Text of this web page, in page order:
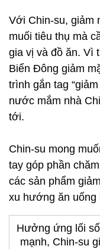
Với Chin-su, giảm
muối tiêu thụ mà
gia vị và đồ ăn. Vì
Biển Đông giảm
trình gắn tag
nước mắm nhà
tới.
Chin-su mong
tay góp phần
các sản phẩm
xu hướng ăn uống
Hưởng ứng lối
mạnh, Chin-su